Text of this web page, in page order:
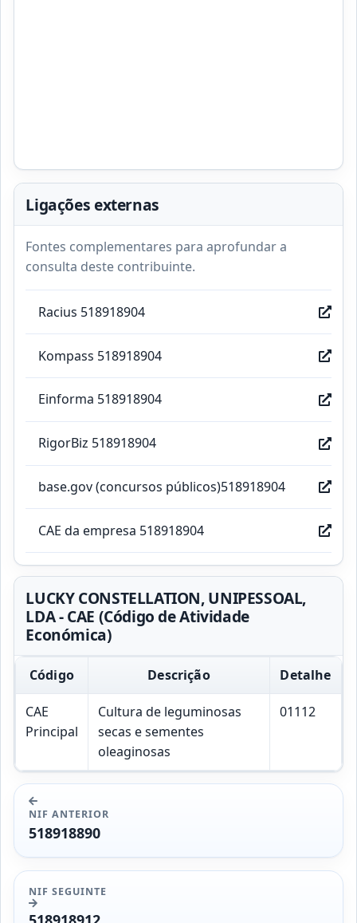
Ligações externas
Fontes complementares para aprofundar a
consulta deste contribuinte.
Racius 518918904
Kompass 518918904
Einforma 518918904
RigorBiz 518918904
base.gov (concursos públicos)518918904
CAE da empresa 518918904
LUCKY CONSTELLATION, UNIPESSOAL,
LDA - CAE (Código de Atividade
Económica)
Código Descrição Detalhe
CAE
Principal
Cultura de leguminosas
secas e sementes
oleaginosas
01112
NIF ANTERIOR
518918890
NIF SEGUINTE